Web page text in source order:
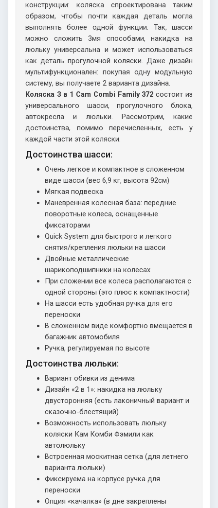
конструкции: коляска спроектирована таким
образом, чтобы почти каждая деталь могла
выполнять более одной функции. Так, шасси
можно сложить 3мя способами, накидка на
люльку универсальна и может использоваться
как деталь прогулочной коляски. Даже дизайн
мультифункционален: покупая одну модульную
систему, вы получаете 2 варианта дизайна.
Коляска 3 в 1 Cam Combi Family 372 состоит из
универсального шасси, прогулочного блока,
автокресла и люльки. Рассмотрим, какие
достоинства, помимо перечисленных, есть у
каждой части этой коляски.
Достоинства шасси:
Очень легкое и компактное в сложенном
виде шасси (вес 6,9 кг, высота 92см)
Мягкая подвеска
Маневренная колесная база: передние
поворотные колеса, оснащенные
фиксаторами
Quick System для быстрого и легкого
снятия/крепления люльки на шасси
Двойные металлические
шарикоподшипники на колесах
При сложении все колеса располагаются с
одной стороны (это плюс к компактности)
На шасси есть удобная ручка для его
переноски
В сложенном виде комфортно вмещается в
багажник автомобиля
Ручка, регулируемая по высоте
Достоинства люльки:
Вариант обивки из денима
Дизайн «2 в 1»: накидка на люльку
двусторонняя (есть лаконичный вариант и
сказочно-блестящий)
Возможность использовать люльку
коляски Кам Комби Фэмили как
автолюльку
Встроенная москитная сетка (для летнего
варианта люльки)
Фиксируема на корпусе ручка для
переноски
Опция «качалка» (в дне закреплены